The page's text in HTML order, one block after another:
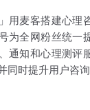
用麦客搭建心理
为全网粉丝统一
通知和心理测评
同时提升用户咨询